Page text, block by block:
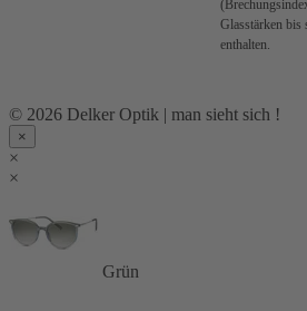
Glasstärken
enthalten.
© 2026 Delker Optik | man sieht sich !
×
×
×
Grün